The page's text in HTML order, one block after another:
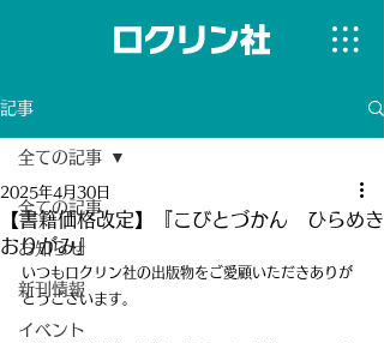
記事
全ての記事
お知らせ
新刊情報
イベント
全ての記事
【書籍価格改定】『こびとづかん ひらめき
おりがみ』
2025年4月30日
いつもロクリン社の出版物をご愛顧いただきありが
とうございます。